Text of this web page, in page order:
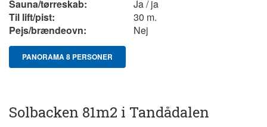
Sauna/tørreskab:
Ja / ja
Til lift/pist:
30 m.
Pejs/brændeovn:
Nej
PANORAMA 8 PERSONER
Solbacken 81m2 i Tandådalen